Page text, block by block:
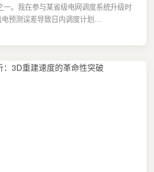
一。我在参与某省级电网调度系统升级时
预测误差导致日内调度计划…